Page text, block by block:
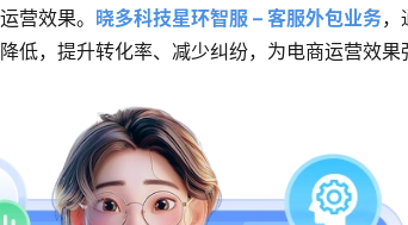
营效果。 晓多科技星环智服 – 客服外包业务，
低，提升转化率、减少纠纷，为电商运营效果